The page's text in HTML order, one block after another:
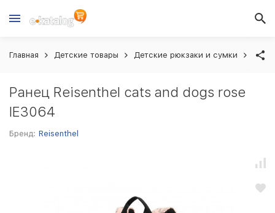
Главная Детские товары Детские рюкзаки и сумки
Ранец Reisenthel cats and dogs rose
IE3064
Бренд: Reisenthel